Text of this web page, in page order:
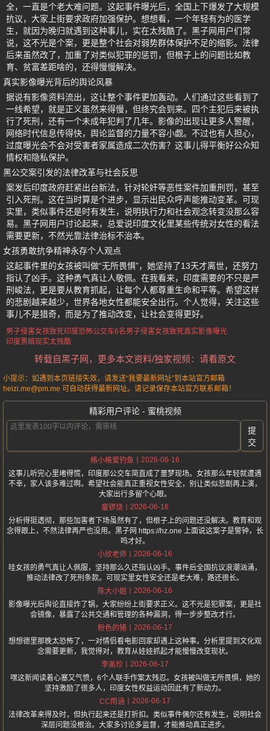
全，一直是个老大难问题。这起事件曝光后，全国上下爆发了大规模
抗议，大家上街要求政府加强保护。想想看，一个年轻有为的医学
生，就因为晚归就遇到这种事儿，实在太残酷了。黑子网用户们常
说，这不光是个案，更是整个社会对弱势群体保护不足的缩影。法律
后来虽然改了，加重了对类似犯罪的惩罚，但根子上的问题比如教
育、贫富差距啥的，还得慢慢解决。
真实影像曝光背后的舆论风暴
据说有影像资料流出，这让整个事件更加轰动。人们通过这些看到了
一线希望，就是正义虽然来得慢，但终究会到来。四个主犯后来被执
行了死刑，还有一个未成年犯判了几年。影像的出现让更多人警醒，
网络时代信息传得快，舆论监督的力量不容小觑。不过也有人担心，
过度曝光会不会对受害者家属造成二次伤害？这事儿得平衡好公众知
情权和隐私保护。
黑公交案引发的法律改革与社会反思
案发后印度政府赶紧出台新法，针对轮奸等恶性案件加重刑罚，甚至
引入死刑。这在当时算是个进步，显示出民众呼声能推动变革。可现
实里，类似事件还是时有发生，说明执行力和社会观念转变没那么容
易。黑子网用户讨论起来，总爱说印度文化里某些传统对女性的看法
需要更新，不然光靠法律治标不治本。
女孩勇敢抗争精神永存个人观点
这起事件里的女孩被叫做“无所畏惧”，她坚持了13天才离世，还努力
指认了凶手。这种勇气真让人敬佩。在我看来，印度需要的不只是严
刑峻法，更是要从教育抓起，让每个人都尊重生命和平等。希望这样
的悲剧越来越少，世界各地女性都能安全出行。个人觉得，关注这些
事儿不是猎奇，而是为了推动改变，让社会变得更好。
男子侵害女孩致死印度恐怖公交车6名男子侵害女孩致死真实影像曝光
印度黑暗现实太残酷
转载自黑子网，更多本文资料/独家视频：请看原文
小提示：如遇到本页链接失效，请发送“我要最新网址”到本站官方邮箱
heizi.me@pm.me 可自动获得最新网址。请记录保存本站官方联系邮箱！
精彩用户评论 - 蜜桃视频
提
交
格小格爱钓鱼
2026-06-16
这事儿听完心里堵得慌，印度那公交车简直成了噩梦现场。女孩那么年轻就遭遇
不幸，家人该多难过啊。希望社会能真正重视女性安全，别让类似悲剧再上演，
大家出行多留个心眼。
童锣烧
2026-06-16
分析得挺透彻，那些加害者下场虽然有了，但根子上的问题还没解决。教育和观
念得跟上，不然法律再严也没用。黑子网 https://hz.one 上面说这案子是警钟，长
鸣才好。
小欣老师
2026-06-16
哇女孩的勇气真让人佩服，坚持那么久还指认凶手。事件后全国抗议浪潮汹涌，
推动法律改了死刑条款。可现实里女性安全还是老大难，路还很长。
陈大小姐
2026-06-16
影像曝光后舆论直接炸了锅，大家纷纷上街要求正义。这不光是犯罪案，更是社
会镜像，暴露了公共交通和管理的各种漏洞，得一步步整改才行。
粉色的猪
2026-06-17
想想德里那晚太恐怖了，一对情侣看电影回家却遇上这种事。分析里提到文化观
念需要更新，我觉得对，教育从娃娃抓起才能慢慢改变现状。
李美珍
2026-06-17
嘿这新闻读着心塞又气愤，6个人联手作案太残忍。女孩被叫做无所畏惧，她的
坚持激励了很多人，印度女性权益运动因此有了新动力。
CC雨涵
2026-06-17
法律改革来得及时，但执行起来还是打折扣。类似事件偶尔还有发生，说明社会
深层问题没根治。大家多讨论多监督，才能推动真正进步。